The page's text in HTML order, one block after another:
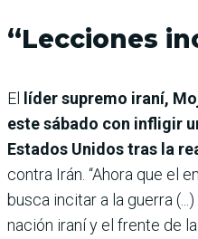
“Lecciones
El líder supremo iraní,
este sábado con infligir
Estados Unidos tras la
contra Irán. “Ahora que el
busca incitar a la guerra
nación iraní y el frente de